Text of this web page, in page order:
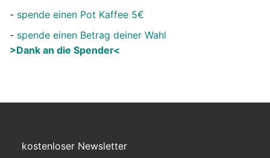
- spende einen Pot Kaffee 5€
- spende einen Betrag deiner Wahl
>Dank an die Spender<
kostenloser Newsletter